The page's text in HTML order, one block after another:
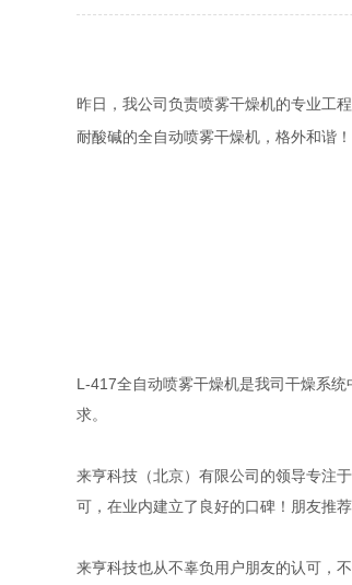
昨日，我公司负责喷雾干燥机的专业工
耐酸碱的全自动喷雾干燥机，格外和谐！
L-417全自动喷雾干燥机是我司干燥系
求。
来亨科技（北京）有限公司的领导专注
可，在业内建立了良好的口碑！朋友推
来亨科技也从不辜负用户朋友的认可，